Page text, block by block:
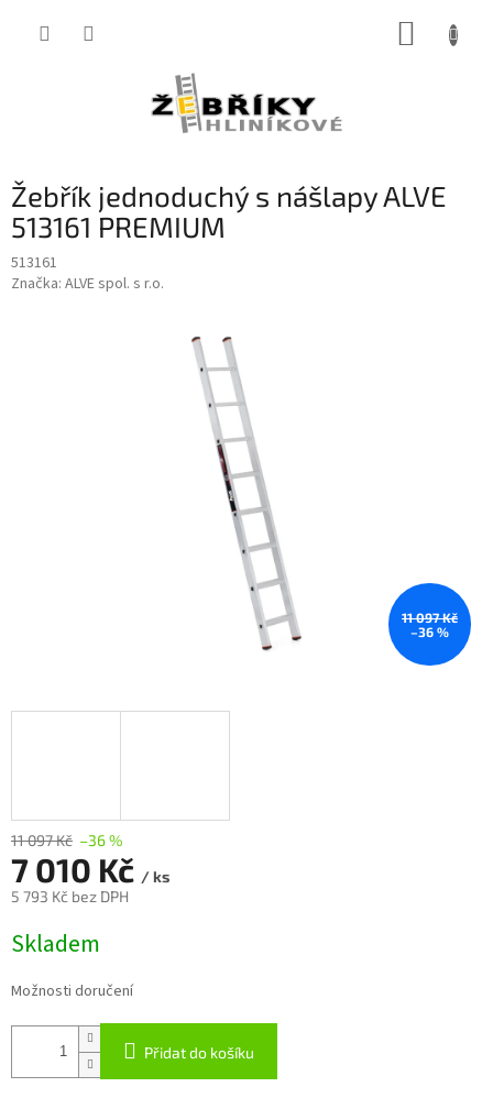
Žebřík jednoduchý s nášlapy ALVE
513161 PREMIUM
513161
Značka: ALVE spol. s r.o.
11 097 Kč
–36 %
11 097 Kč –36 %
7 010 Kč / ks
5 793 Kč bez DPH
cena:
Skladem
Možnosti doručení
Přidat do košíku